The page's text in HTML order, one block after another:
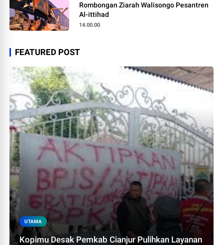
Rombongan Ziarah Walisongo Pesantren
Al-ittihad
14.00.00
FEATURED POST
UTAMA
Kopimu Desak Pemkab Cianjur Pulihkan Layanan